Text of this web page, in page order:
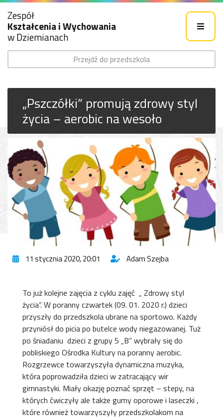
Zespół
Kształcenia i Wychowania
w Dziemianach
Przejdź do przedszkola
„Pszczółki” promują zdrowy styl
życia – aerobic na wesoło
11 stycznia 2020, 20:01 Adam Szejba
To już kolejne zajęcia z cyklu zajęć „ Zdrowy styl
życia”. W poranny czwartek (09. 01. 2020 r.) dzieci
przyszły do przedszkola ubrane na sportowo. Każdy
przyniósł do picia po butelce wody niegazowanej. Tuż
po śniadaniu dzieci z grupy 5 „B” wybrały się do
pobliskiego Ośrodka Kultury na poranny aerobic.
Rozgrzewce towarzyszyła dynamiczna muzyka,
która poprowadziła dzieci w zatracający wir
gimnastyki. Miały okazję poznać sprzęt – stepy, na
których ćwiczyły ale także gumy oporowe i laseczki ,
które również towarzyszyły przedszkolakom na